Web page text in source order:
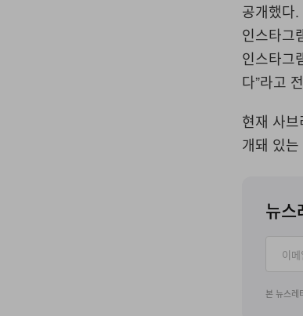
공개했다
인스타그
인스타그
다”라고
현재 사
개돼 있
뉴스
본 뉴스레